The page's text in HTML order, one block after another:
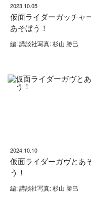
2023.10.05
仮面ライダーガッチャ
あそぼう！
編: 講談社写真: 杉山 勝巳
2024.10.10
仮面ライダーガヴとあ
う！
編: 講談社写真: 杉山 勝巳